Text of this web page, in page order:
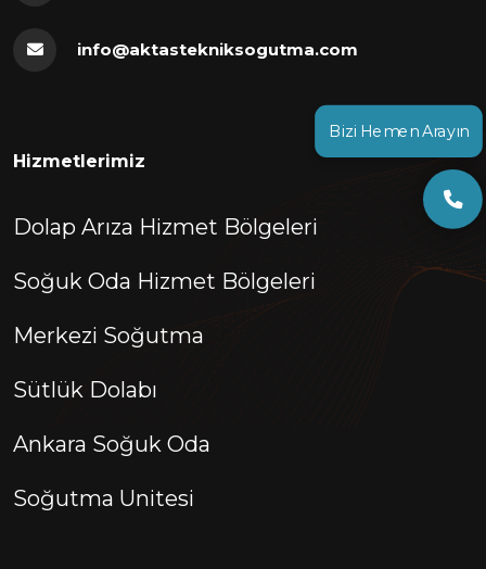
Bizi Hemen Arayın
info@aktastekniksogutma.com
Hizmetlerimiz
Dolap Arıza Hizmet Bölgeleri
Soğuk Oda Hizmet Bölgeleri
Merkezi Soğutma
Sütlük Dolabı
Ankara Soğuk Oda
Soğutma Unitesi